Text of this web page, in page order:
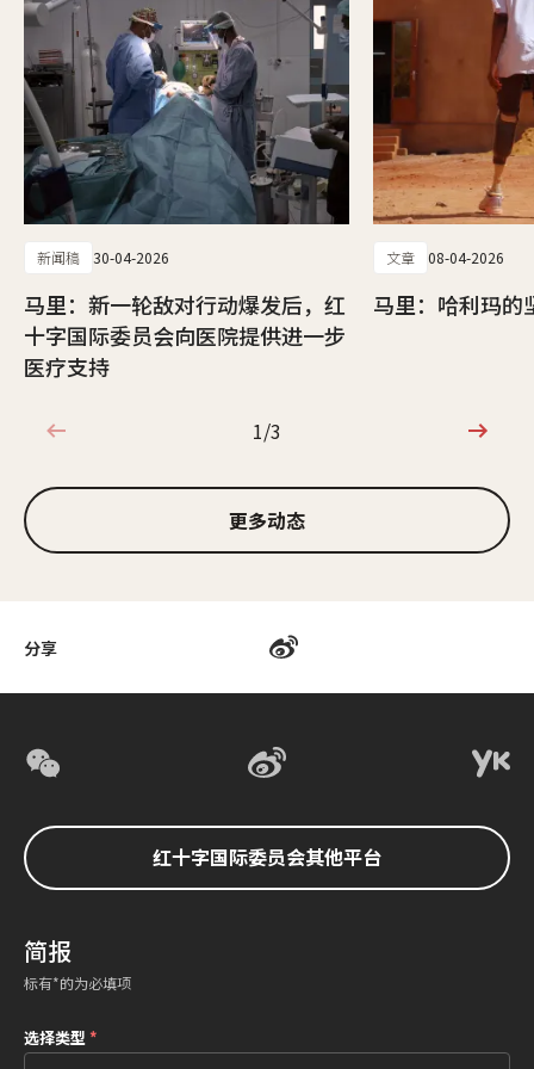
分享
新闻稿 30-04-2026
马里：新一轮敌对行动爆发后，红
十字国际委员会向医院提供进一步
医疗支持
文章 08-04-2026
马里：哈利玛的
1/3
1/3
更多动态
红十字国际委员会其他平台
简报
标有*的为必填项
选择类型*